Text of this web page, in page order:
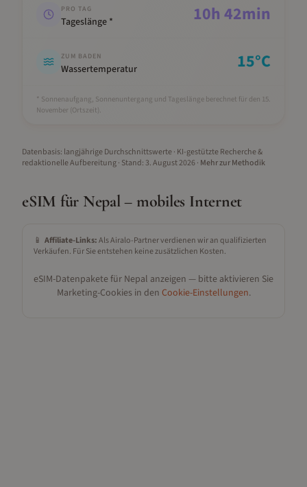
PRO TAG
Tageslänge * 10h 42min
ZUM BADEN
Wassertemperatur 15°C
* Sonnenaufgang, Sonnenuntergang und Tageslänge berechnet für den 15.
November (Ortszeit).
Datenbasis: langjährige Durchschnittswerte · KI-gestützte Recherche &
redaktionelle Aufbereitung· Stand: 3. August 2026· Mehr zur Methodik
eSIM für Nepal– mobiles Internet
📱 Affiliate-Links:Als Airalo-Partner verdienen wir an qualifizierten
Verkäufen. Für Sie entstehen keine zusätzlichen Kosten.
eSIM-Datenpakete für Nepal anzeigen — bitte aktivieren Sie
Marketing-Cookies in den Cookie-Einstellungen.